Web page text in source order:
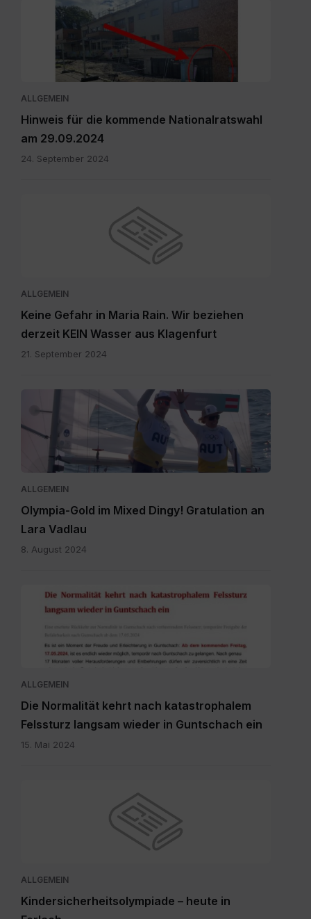
Eingang
Wahllokal.pdf
ALLGEMEIN
Hinweis für die kommende Nationalratswahl
am 29.09.2024
24. September 2024
ALLGEMEIN
Keine Gefahr in Maria Rain. Wir beziehen
derzeit KEIN Wasser aus Klagenfurt
21. September 2024
Siegerpose.png
ALLGEMEIN
Olympia-Gold im Mixed Dingy! Gratulation an
Lara Vadlau
8. August 2024
20240515
Newsletter
Befahrbarkeit
15.5.2024.pdf
ALLGEMEIN
Die Normalität kehrt nach katastrophalem
Felssturz langsam wieder in Guntschach ein
15. Mai 2024
ALLGEMEIN
Kindersicherheitsolympiade – heute in